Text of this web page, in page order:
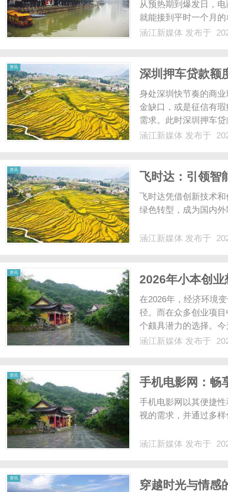
从预热期到爆发日，
就能接到平时一个月
仓储调度能力的极限
涵江新媒体 发布于
资讯
深圳押车贷款额
身处深圳快节奏的商
金缺口，或是征信有
需求。此时深圳押车
低、额度更高、利率
涵江新媒体 发布于
资讯
飞时达：引领智
飞时达凭借创新技术
绿色转型，成为国内
涵江新媒体 发布于
资讯
2026年小本创
业新路径！
在2026年，经济环境
径。而在众多创业项
个颇具潜力的选择。
副业新路径，而繁灯
涵江新媒体 发布于
资讯
手机电影网：畅
手机电影网以其便捷
视的需求，并通过多
涵江新媒体 发布于
资讯
穿越时光与情